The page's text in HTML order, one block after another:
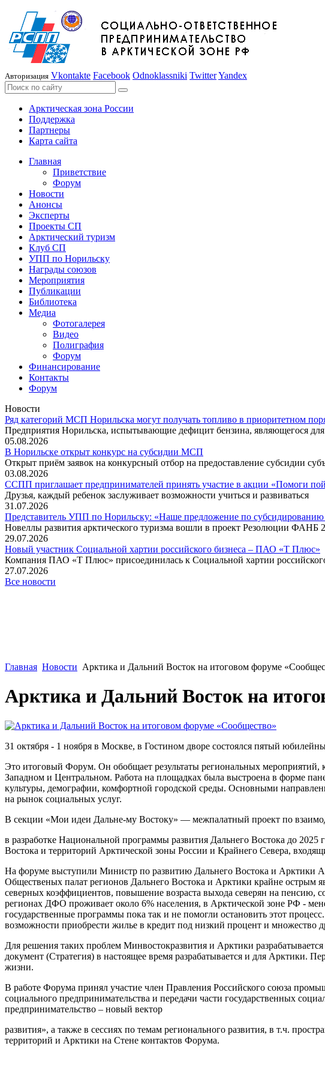
Авторизация Vkontakte Facebook Odnoklassniki TwitterYandex
Арктическая зона России
Поддержка
Партнеры
Карта сайта
Главная
Приветствие
Форум
Новости
Анонсы
Эксперты
Проекты СП
Арктический туризм
Клуб СП
УПП по Норильску
Награды союзов
Мероприятия
Публикации
Библиотека
Медиа
Фотогалерея
Видео
Полиграфия
Форум
Финансирование
Контакты
Форум
Новости
Ряд категорий МСП Норильска могут получать топливо в приоритетном
Предприятия Норильска, испытывающие дефицит бензина, являющегося
05.08.2026
В Норильске открыт конкурс на субсидии МСП
Открыт приём заявок на конкурсный отбор на предоставление субсидии
03.08.2026
ССПП приглашает предпринимателей принять участие в акции «Помоги
Друзья, каждый ребенок заслуживает возможности учиться и развиваться
31.07.2026
Представитель УПП по Норильску: «Наше предложение по
Новеллы развития арктического туризма вошли в проект Резолюции ФАНБ
29.07.2026
Новый участник Социальной хартии российского бизнеса – ПАО «Т Плюс»
Компания ПАО «Т Плюс» присоединилась к Социальной хартии российского
27.07.2026
Все новости
Главная Новости Арктика и Дальний Восток на итоговом форуме
Арктика и Дальний Восток на
31 октября - 1 ноября в Москве, в Гостином дворе состоялся пятый
Это итоговый Форум. Он обобщает результаты региональных мероприятий,
Западном и Центральном. Работа на площадках была выстроена в форме
культуры, демографии, комфортной городской среды. Основными
на рынок социальных услуг.
В секции «Мои идеи Дальне-му Востоку» — межпалатный проект по
в разработке Национальной программы развития Дальнего Востока до
Востока и территорий Арктической зоны России и Крайнего Севера,
На форуме выступили Министр по развитию Дальнего Востока и Арктики
Общественых палат регионов Дальнего Востока и Арктики крайне острым
северных коэффициентов, повышение возраста выхода северян на пенсию,
регионах ДФО проживает около 6% населения, в Арктической зоне РФ -
государственные программы пока так и не помогли остановить этот
возможности приобрести жилье в кредит под низкий процент и множество
Для решения таких проблем Минвостокразвития и Арктики
документ (Стратегия) в настоящее время разрабатывается и для Арктики.
жизни.
В работе Форума принял участие член Правления Российского союза
социального предпринимательства и передачи части государственных
предпринимательство – новый вектор
развития», а также в сессиях по темам регионального развития, в т.ч.
территорий и Арктики на Стене контактов Форума.